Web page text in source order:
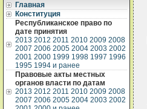
Главная
Конституция
Республиканское право по
дате принятия
2013 2012 2011 2010 2009 2008
2007 2006 2005 2004 2003 2002
2001 2000 1999 1998 1997 1996
1995 1994 и ранее
Правовые акты местных
органов власти по датам
2013 2012 2011 2010 2009 2008
2007 2006 2005 2004 2003 2002